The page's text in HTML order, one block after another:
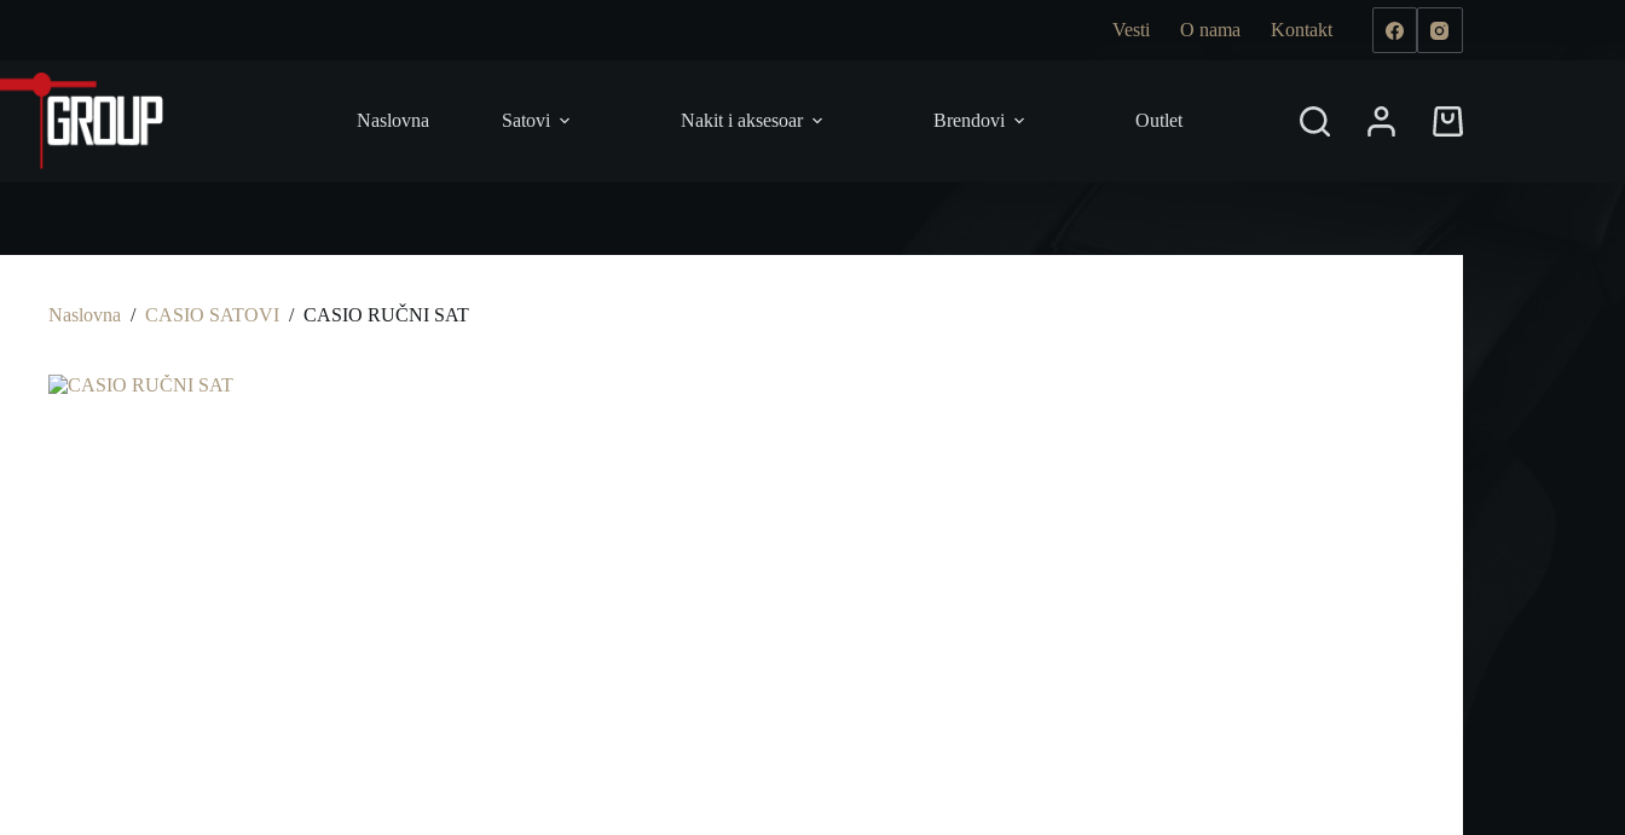
Vesti O nama Kontakt
Naslovna Satovi Nakit i aksesoar Brendovi Outlet Prodajna mesta
Shopping
Naslovna / CASIO SATOVI / CASIO RUČNI SAT